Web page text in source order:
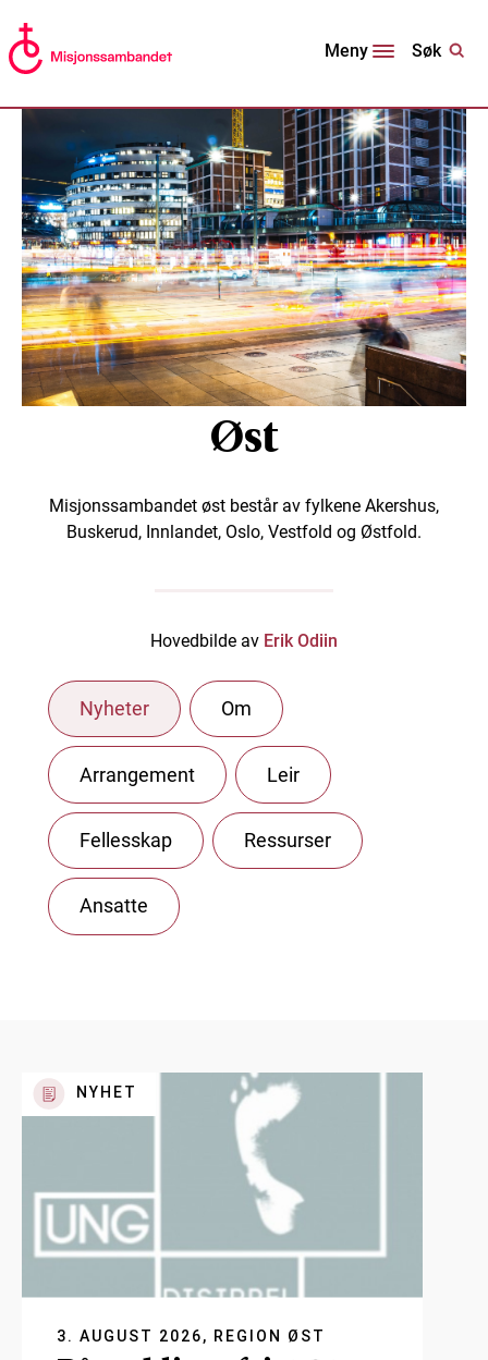
Meny Søk
Øst
Misjonssambandet øst består av fylkene Akershus,
Buskerud, Innlandet, Oslo, Vestfold og Østfold.
Hovedbilde av Erik Odiin
Nyheter Om
Arrangement Leir
Fellesskap Ressurser
Ansatte
3. AUGUST 2026, REGION ØST
NYHET